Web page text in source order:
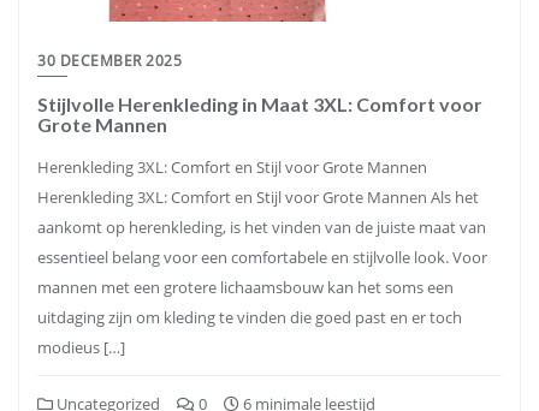
30 DECEMBER 2025
Stijlvolle Herenkleding in Maat 3XL: Comfort voor
Grote Mannen
Herenkleding 3XL: Comfort en Stijl voor Grote Mannen
Herenkleding 3XL: Comfort en Stijl voor Grote Mannen Als het
aankomt op herenkleding, is het vinden van de juiste maat van
essentieel belang voor een comfortabele en stijlvolle look. Voor
mannen met een grotere lichaamsbouw kan het soms een
uitdaging zijn om kleding te vinden die goed past en er toch
modieus […]
Uncategorized 0 6 minimale leestijd